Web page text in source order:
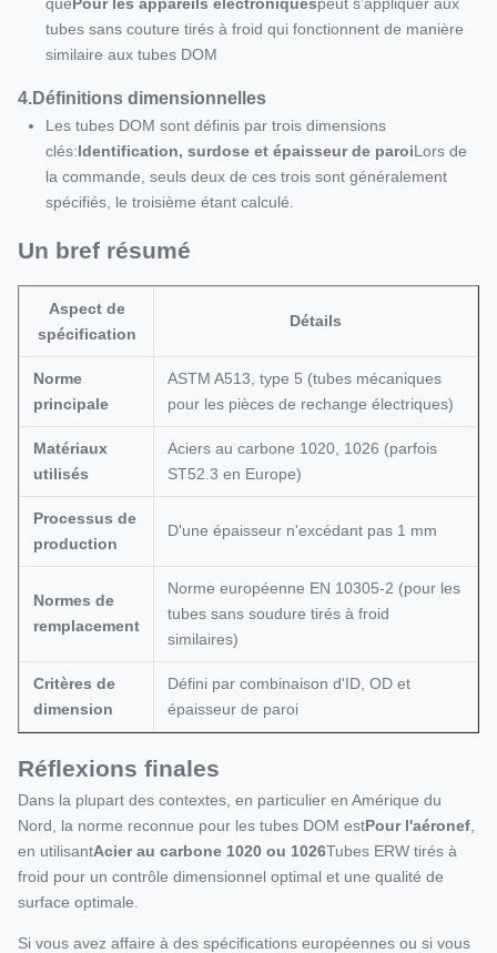
tubes sans couture tirés à froid qui fonctionnent de manière
similaire aux tubes DOM
4.Définitions dimensionnelles
Les tubes DOM sont définis par trois dimensions
clés:Identification, surdose et épaisseur de paroiLors de
la commande, seuls deux de ces trois sont généralement
spécifiés, le troisième étant calculé.
Un bref résumé
Aspect de
spécification
Détails
Norme
principale
ASTM A513, type 5 (tubes mécaniques
pour les pièces de rechange électriques)
Matériaux
utilisés
Aciers au carbone 1020, 1026 (parfois
ST52.3 en Europe)
Processus de
production
D'une épaisseur n'excédant pas 1 mm
Normes de
remplacement
Norme européenne EN 10305-2 (pour les
tubes sans soudure tirés à froid
similaires)
Critères de
dimension
Défini par combinaison d'ID, OD et
épaisseur de paroi
Réflexions finales
Dans la plupart des contextes, en particulier en Amérique du
Nord, la norme reconnue pour les tubes DOM estPour l'aéronef
en utilisantAcier au carbone 1020 ou 1026Tubes ERW tirés à
froid pour un contrôle dimensionnel optimal et une qualité de
surface optimale.
Si vous avez affaire à des spécifications européennes ou si vous